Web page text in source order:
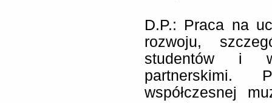
D.P.: Praca na
rozwoju,
studentów i
partnerskimi.
współczesnej